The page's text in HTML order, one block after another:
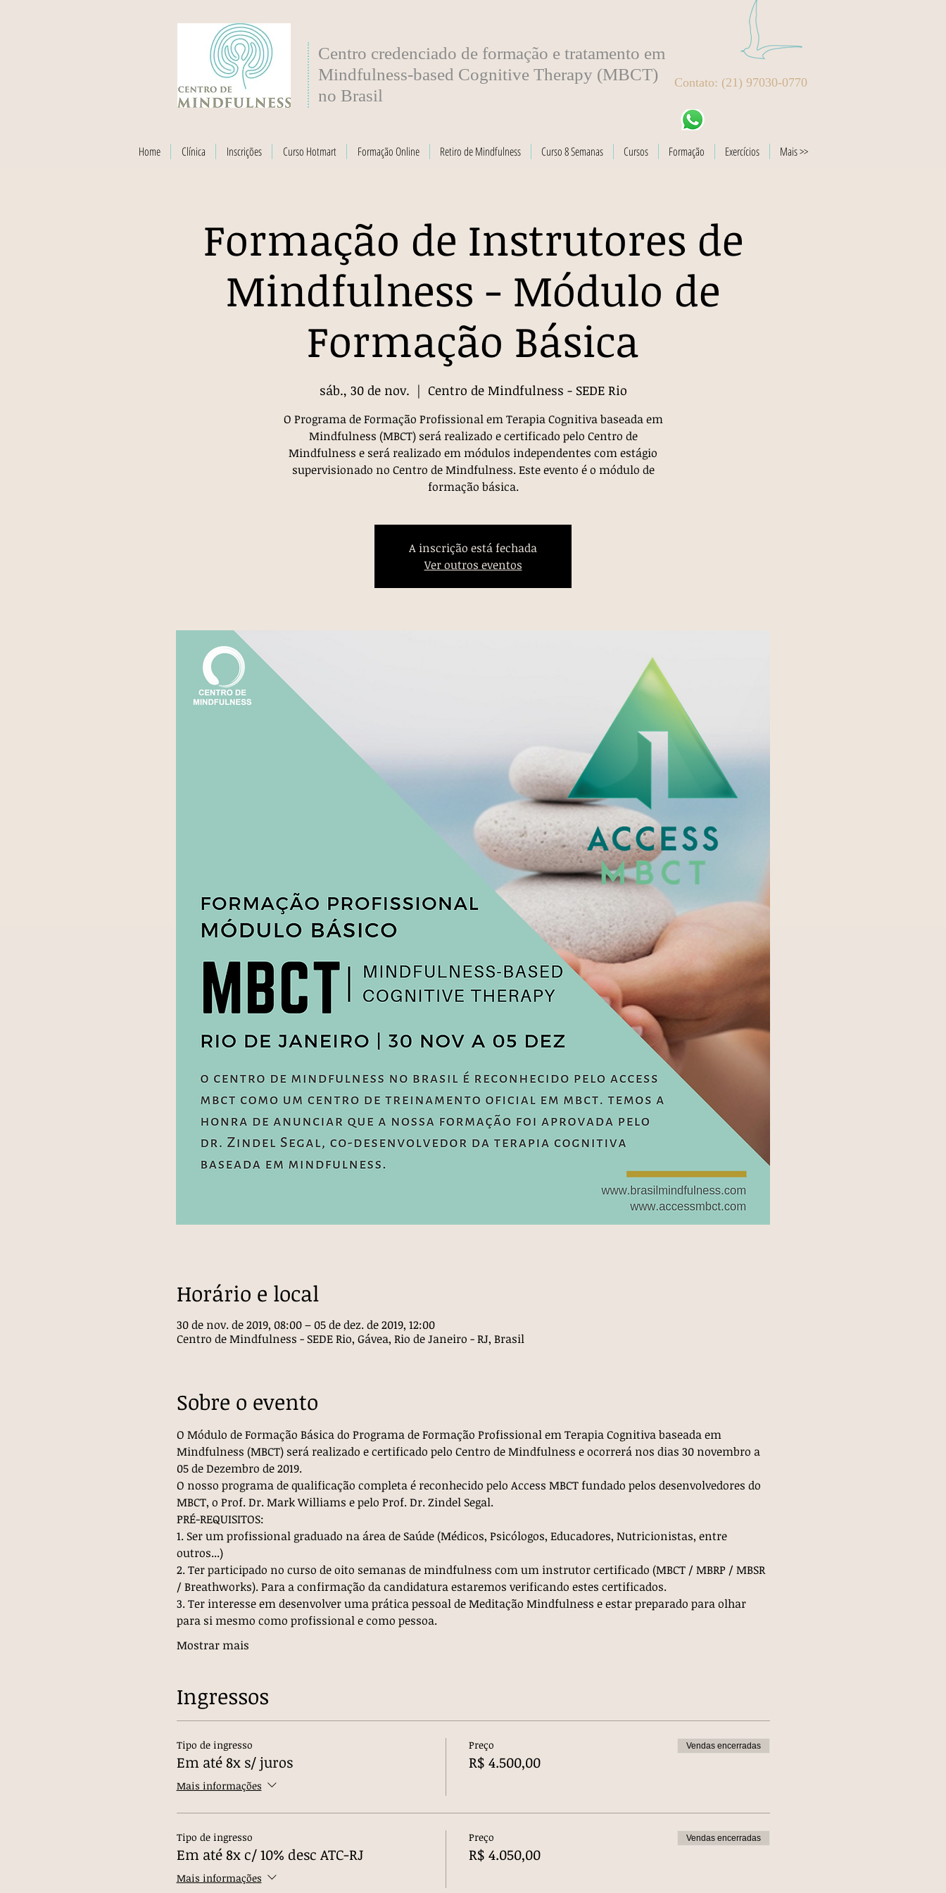
​Centro credenciado de formação e tratamento em
Mindfulness-based Cognitive Therapy (MBCT)
no Brasil
Contato: (21) 97030-0770
Home Clínica Inscrições Curso Hotmart Formação Online Retiro de Mindfulness Curso 8 Semanas Cursos Formação Exercícios Mais >>
Formação de Instrutores de
Mindfulness - Módulo de
Formação Básica
sáb., 30 de nov.
  |
Centro de Mindfulness - SEDE Rio
O Programa de Formação Profissional em Terapia Cognitiva baseada em
Mindfulness (MBCT) será realizado e certificado pelo Centro de
Mindfulness e será realizado em módulos independentes com estágio
supervisionado no Centro de Mindfulness. Este evento é o módulo de
formação básica.
A inscrição está fechada
Ver outros eventos
Horário e local
30 de nov. de 2019, 08:00 – 05 de dez. de 2019, 12:00
Centro de Mindfulness - SEDE Rio, Gávea, Rio de Janeiro - RJ, Brasil
Sobre o evento
O Módulo de Formação Básica do Programa de Formação Profissional em Terapia Cognitiva baseada em
Mindfulness (MBCT) será realizado e certificado pelo Centro de Mindfulness e ocorrerá nos dias 30 novembro a
05 de Dezembro de 2019.
O nosso programa de qualificação completa é reconhecido pelo Access MBCT fundado pelos desenvolvedores do
MBCT, o Prof. Dr. Mark Williams e pelo Prof. Dr. Zindel Segal.
PRÉ-REQUISITOS:
1. Ser um profissional graduado na área de Saúde (Médicos, Psicólogos, Educadores, Nutricionistas, entre
outros...)
2. Ter participado no curso de oito semanas de mindfulness com um instrutor certificado (MBCT / MBRP / MBSR
/ Breathworks). Para a confirmação da candidatura estaremos verificando estes certificados.
3. Ter interesse em desenvolver uma prática pessoal de Meditação Mindfulness e estar preparado para olhar
para si mesmo como profissional e como pessoa.
Mostrar mais
Ingressos
Tipo de ingresso
Em até 8x s/ juros
Mais informações
Preço
R$ 4.500,00
Vendas encerradas
Tipo de ingresso
Em até 8x c/ 10% desc ATC-RJ
Mais informações
Preço
R$ 4.050,00
Vendas encerradas